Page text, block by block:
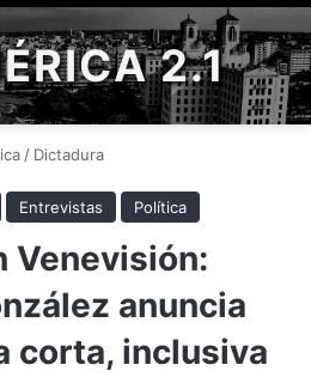
2.1
/ Dictadura
Entrevistas Política
Venevisión:
anuncia
corta, inclusiva